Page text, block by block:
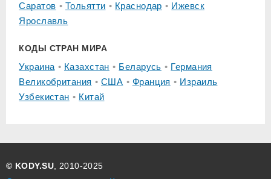
Саратов
Тольятти Краснодар
Ижевск
Ярославль
КОДЫ СТРАН МИРА
Украина Казахстан Беларусь
Германия
Великобритания
США Франция
Израиль
Узбекистан
Китай
© KODY.SU, 2010-2025